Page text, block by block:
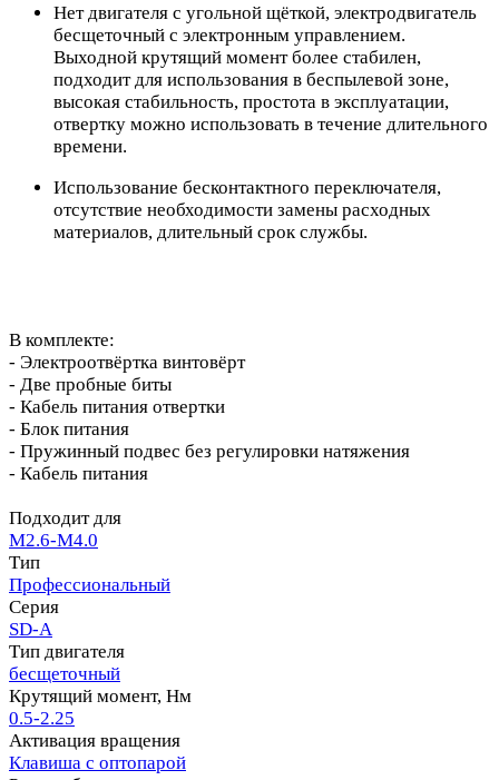
Нет двигателя с угольной щёткой, электродвигатель
бесщеточный с электронным управлением.
Выходной крутящий момент более стабилен,
подходит для использования в беспылевой зоне,
высокая стабильность, простота в эксплуатации,
отвертку можно использовать в течение длительного
времени.
Использование бесконтактного переключателя,
отсутствие необходимости замены расходных
материалов, длительный срок службы.
В комплекте:
- Электроотвёртка винтовёрт
- Две пробные биты
- Кабель питания отвертки
- Блок питания
- Пружинный подвес без регулировки натяжения
- Кабель питания
Подходит для
M2.6-M4.0
Тип
Профессиональный
Серия
SD-A
Тип двигателя
бесщеточный
Крутящий момент, Нм
0.5-2.25
Активация вращения
Клавиша с оптопарой